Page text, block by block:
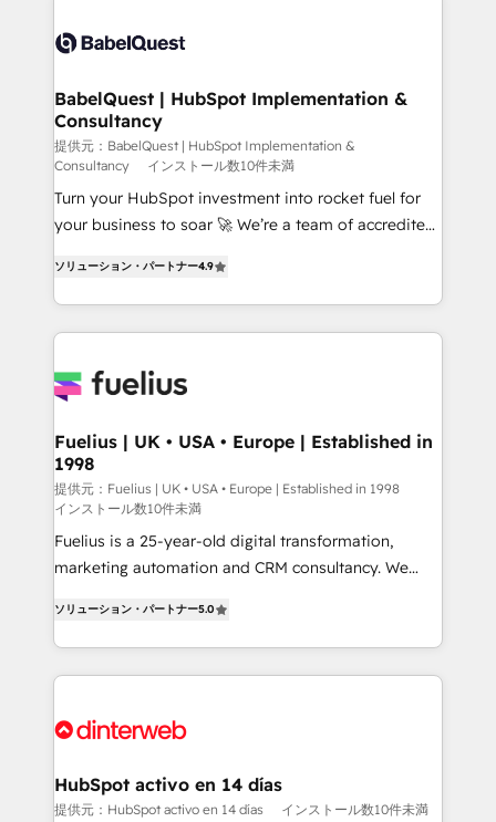
custom API integrations • AI governance for
Boutique 'Elite' team of 12 • 150+ clients across Sales
Hub, Marketing Hub, Service Hub, Data Hub and
CMS • ISO/IEC 27001:2022, ISO 9001:2015, and ISO
42001:2023 certified - the AI management standard •
GuardHub: our AI governance framework, built on
ISO 42001 Ready for the next step? Click the 👈
BabelQuest | HubSpot Implementation &
Consultancy
提供元：BabelQuest | HubSpot Implementation &
Consultancy
インストール数10件未満
Turn your HubSpot investment into rocket fuel for
your business to soar 🚀 We’re a team of accredited
implement the platform into complex business
environments, optimise what you've got and make
sure you can actually use it, build your website in
for you and execute it on HubSpot. We are on the
framework, meaning we've been accredited by
HubSpot and vetted by the CCS, which means we
can support public sector companies as well the
other ones listed in our profile. Our services: -
HubSpot implementation - HubSpot CMS website
build We can do lots of things. But everything we do
relationships with customers - Make better
decisions with data - Find a new voice and reach
investment
ソリューション・パートナー4.9
Fuelius | UK • USA • Europe | Established in
1998
提供元：Fuelius | UK • USA • Europe | Established in 1998
インストール数10件未満
Fuelius is a 25-year-old digital transformation,
marketing automation and CRM consultancy. We
maximise their return from digital and fuel their
growth. We modernise platforms, streamline
operations that are causing inefficiencies, improve
supercharge revenue operations Key services: • CRM
Transformation / Web Development • RevOps &
Sales Consulting • Marketing Automation What
ソリューション・パートナー5.0
HubSpot activo en 14 días
提供元：HubSpot activo en 14 días インストール数10件未満